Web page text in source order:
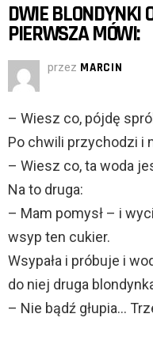
DWIE BLONDYNKI
PIERWSZA MÓWI:
przez MARCIN
– Wiesz co, pójdę
Po chwili przychodzi i
– Wiesz co, ta woda
Na to druga:
– Mam pomysł – i
wsyp ten cukier.
Wsypała i próbuje i
do niej druga
– Nie bądź głupia…